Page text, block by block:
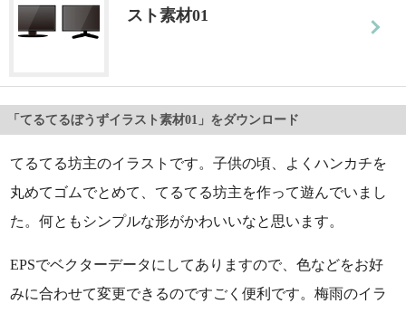
スト素材01
「てるてるぼうずイラスト素材01」をダウンロード
てるてる坊主のイラストです。子供の頃、よくハンカチを
丸めてゴムでとめて、てるてる坊主を作って遊んでいまし
た。何ともシンプルな形がかわいいなと思います。
EPSでベクターデータにしてありますので、色などをお好
みに合わせて変更できるのですごく便利です。梅雨のイラ